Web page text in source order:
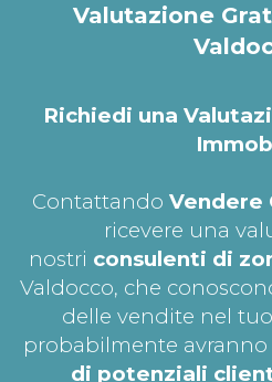
Valutazione
Richiedi una
Contattando Vendere
ricevere una
nostri consulenti di
Valdocco, che
delle vendite nel
probabilmente
di potenziali